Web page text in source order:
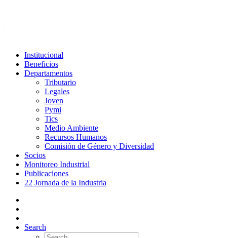
Institucional
Beneficios
Departamentos
Tributario
Legales
Joven
Pymi
Tics
Medio Ambiente
Recursos Humanos
Comisión de Género y Diversidad
Socios
Monitoreo Industrial
Publicaciones
22 Jornada de la Industria
Search